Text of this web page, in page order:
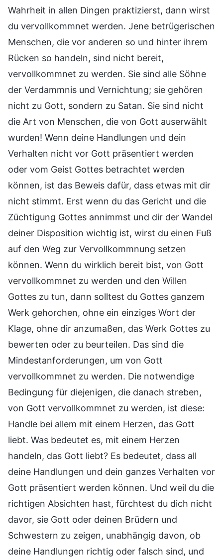
Wahrheit in allen Dingen praktizierst, dann wirst
du vervollkommnet werden. Jene betrügerischen
Menschen, die vor anderen so und hinter ihrem
Rücken so handeln, sind nicht bereit,
vervollkommnet zu werden. Sie sind alle Söhne
der Verdammnis und Vernichtung; sie gehören
nicht zu Gott, sondern zu Satan. Sie sind nicht
die Art von Menschen, die von Gott auserwählt
wurden! Wenn deine Handlungen und dein
Verhalten nicht vor Gott präsentiert werden
oder vom Geist Gottes betrachtet werden
können, ist das Beweis dafür, dass etwas mit dir
nicht stimmt. Erst wenn du das Gericht und die
Züchtigung Gottes annimmst und dir der Wandel
deiner Disposition wichtig ist, wirst du einen Fuß
auf den Weg zur Vervollkommnung setzen
können. Wenn du wirklich bereit bist, von Gott
vervollkommnet zu werden und den Willen
Gottes zu tun, dann solltest du Gottes ganzem
Werk gehorchen, ohne ein einziges Wort der
Klage, ohne dir anzumaßen, das Werk Gottes zu
bewerten oder zu beurteilen. Das sind die
Mindestanforderungen, um von Gott
vervollkommnet zu werden. Die notwendige
Bedingung für diejenigen, die danach streben,
von Gott vervollkommnet zu werden, ist diese:
Handle bei allem mit einem Herzen, das Gott
liebt. Was bedeutet es, mit einem Herzen
handeln, das Gott liebt? Es bedeutet, dass all
deine Handlungen und dein ganzes Verhalten vor
Gott präsentiert werden können. Und weil du die
richtigen Absichten hast, fürchtest du dich nicht
davor, sie Gott oder deinen Brüdern und
Schwestern zu zeigen, unabhängig davon, ob
deine Handlungen richtig oder falsch sind, und